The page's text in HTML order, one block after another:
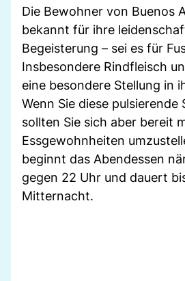
Die Bewohner von Buenos
bekannt für ihre
Begeisterung – sei es für
Insbesondere Rindfleisch
eine besondere Stellung in
Wenn Sie diese pulsierende
sollten Sie sich aber bereit
Essgewohnheiten
beginnt das Abendessen
gegen 22 Uhr und dauert
Mitternacht.